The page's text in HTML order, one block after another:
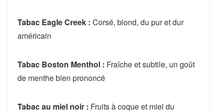
Tabac Eagle Creek : Corsé, blond, du pur et dur
américain
Tabac Boston Menthol : Fraîche et subtile, un goût
de menthe bien prononcé
Tabac au miel noir : Fruits à coque et miel du